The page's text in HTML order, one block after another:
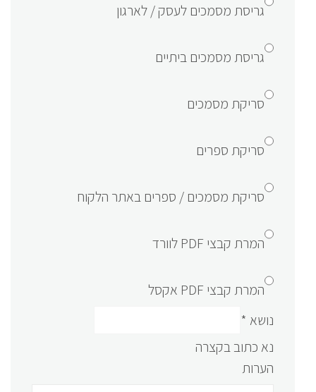
גריסת מסמכים לעסק / לארגון
גריסת מסמכים ביתיים
סריקת מסמכים
סריקת ספרים
סריקת מסמכים / ספרים באתר הלקוח
המרת קבצי PDF לוורד
המרת קבצי PDF אקסל
נושא *
נא כתוב בקצרה
הערות